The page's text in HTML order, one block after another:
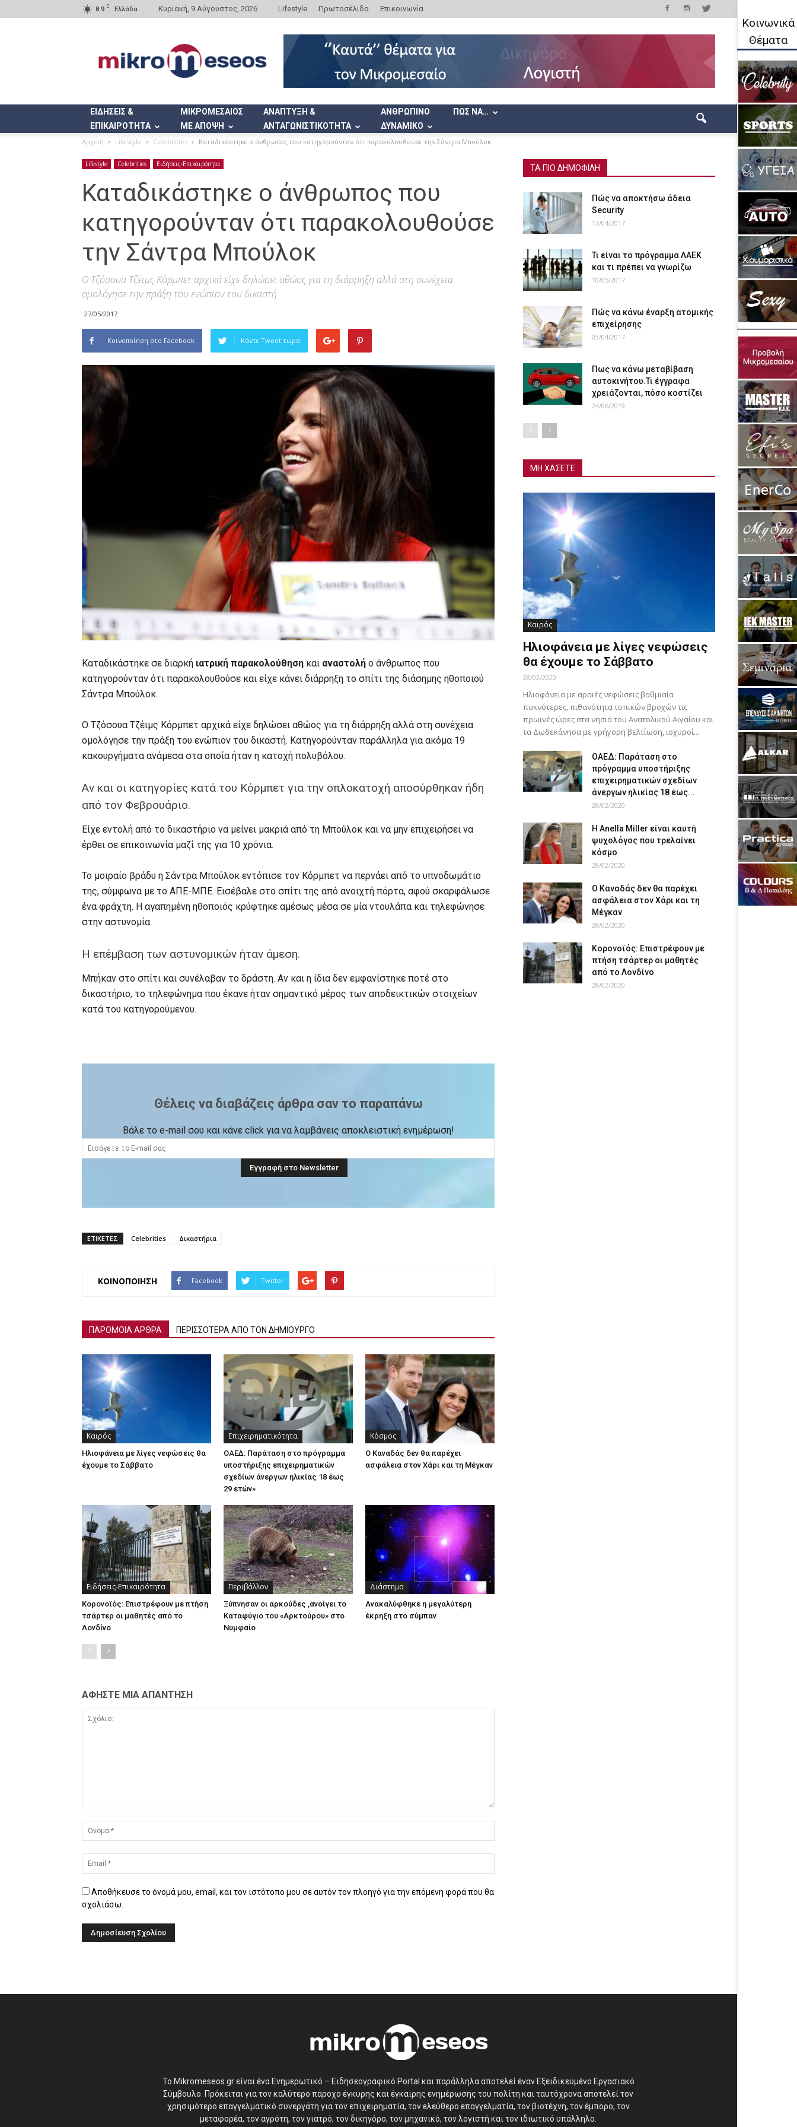
8.9 C Ελλάδα Κυριακή, 9 Αύγουστος, 2026 Lifestyle Πρωτοσέλιδα Επικοινωνία
ΕΙΔΗΣΕΙΣ &
ΕΠΙΚΑΙΡΟΤΗΤΑ
ΜΙΚΡΟΜΕΣΑΙΟΣ
ΜΕ ΑΠΟΨΗ
ΑΝΑΠΤΥΞΗ &
ΑΝΤΑΓΩΝΙΣΤΙΚΟΤΗΤΑ
ΑΝΘΡΩΠΙΝΟ
ΔΥΝΑΜΙΚΟ
ΠΩΣ ΝΑ…
Αρχική Lifestyle Celebrities Καταδικάστηκε ο άνθρωπος που κατηγορούνταν ότι παρακολουθούσε την Σάντρα Μπούλοκ
Lifestyle Celebrities Ειδήσεις-Επικαιρότητα
Καταδικάστηκε ο άνθρωπος που
κατηγορούνταν ότι παρακολουθούσε
την Σάντρα Μπούλοκ
Ο Τζόσουα Τζέιμς Κόρμπετ αρχικά είχε δηλώσει αθώος για τη διάρρηξη αλλά στη συνέχεια
ομολόγησε την πράξη του ενώπιον του δικαστή.
27/05/2017
Κοινοποίηση στο Facebook Κάντε Tweet τώρα
Καταδικάστηκε σε διαρκή ιατρική παρακολούθηση και αναστολή ο άνθρωπος που
κατηγορούνταν ότι παρακολουθούσε και είχε κάνει διάρρηξη το σπίτι της διάσημης ηθοποιού
Σάντρα Μπούλοκ.
Ο Τζόσουα Τζέιμς Κόρμπετ αρχικά είχε δηλώσει αθώος για τη διάρρηξη αλλά στη συνέχεια
ομολόγησε την πράξη του ενώπιον του δικαστή. Κατηγορούνταν παράλληλα για ακόμα 19
κακουργήματα ανάμεσα στα οποία ήταν η κατοχή πολυβόλου.
Αν και οι κατηγορίες κατά του Κόρμπετ για την οπλοκατοχή αποσύρθηκαν ήδη
από τον Φεβρουάριο.
Είχε εντολή από το δικαστήριο να μείνει μακριά από τη Μπούλοκ και να μην επιχειρήσει να
έρθει σε επικοινωνία μαζί της για 10 χρόνια.
Το μοιραίο βράδυ η Σάντρα Μπούλοκ εντόπισε τον Κόρμπετ να περνάει από το υπνοδωμάτιο
της, σύμφωνα με το ΑΠΕ-ΜΠΕ. Εισέβαλε στο σπίτι της από ανοιχτή πόρτα, αφού σκαρφάλωσε
ένα φράχτη. Η αγαπημένη ηθοποιός κρύφτηκε αμέσως μέσα σε μία ντουλάπα και τηλεφώνησε
στην αστυνομία.
Η επέμβαση των αστυνομικών ήταν άμεση.
Μπήκαν στο σπίτι και συνέλαβαν το δράστη. Αν και η ίδια δεν εμφανίστηκε ποτέ στο
δικαστήριο, το τηλεφώνημα που έκανε ήταν σημαντικό μέρος των αποδεικτικών στοιχείων
κατά του κατηγορούμενου.
Θέλεις να διαβάζεις άρθρα σαν το παραπάνω
Βάλε το e-mail σου και κάνε click για να λαμβάνεις αποκλειστική ενημέρωση!
ΕΤΙΚΕΤΕΣ Celebrities Δικαστήρια
ΚΟΙΝΟΠΟΙΗΣΗ Facebook Twitter
ΠΑΡΟΜΟΙΑ ΑΡΘΡΑ ΠΕΡΙΣΣΟΤΕΡΑ ΑΠΟ ΤΟΝ ΔΗΜΙΟΥΡΓΟ
Καιρός
Ηλιοφάνεια με λίγες νεφώσεις θα
έχουμε το Σάββατο
Επιχειρηματικότητα
ΟΑΕΔ: Παράταση στο πρόγραμμα
υποστήριξης επιχειρηματικών
σχεδίων άνεργων ηλικίας 18 έως
29 ετών»
Κόσμος
Ο Καναδάς δεν θα παρέχει
ασφάλεια στον Χάρι και τη Μέγκαν
Ειδήσεις-Επικαιρότητα
Κορονοϊός: Επιστρέφουν με πτήση
τσάρτερ οι μαθητές από το
Λονδίνο
Περιβάλλον
Ξύπνησαν οι αρκούδες ,ανοίγει το
Καταφύγιο του «Αρκτούρου» στο
Νυμφαίο
Διάστημα
Ανακαλύφθηκε η μεγαλύτερη
έκρηξη στο σύμπαν
ΑΦΗΣΤΕ ΜΙΑ ΑΠΑΝΤΗΣΗ
Αποθήκευσε το όνομά μου, email, και τον ιστότοπο μου σε αυτόν τον πλοηγό για την επόμενη φορά που θα
σχολιάσω.
ΤΑ ΠΙΟ ΔΗΜΟΦΙΛΗ
Πώς να αποκτήσω άδεια
Security
13/04/2017
Τι είναι το πρόγραμμα ΛΑΕΚ
και τι πρέπει να γνωρίζω
10/05/2017
Πώς να κάνω έναρξη ατομικής
επιχείρησης
03/04/2017
Πως να κάνω μεταβίβαση
αυτοκινήτου.Τι έγγραφα
χρειάζονται, πόσο κοστίζει
24/06/2019
ΜΗ ΧΑΣΕΤΕ
Καιρός
Ηλιοφάνεια με λίγες νεφώσεις
θα έχουμε το Σάββατο
28/02/2020
Ηλιοφάνεια με αραιές νεφώσεις βαθμιαία
πυκνότερες, πιθανότητα τοπικών βροχών τις
πρωινές ώρες στα νησιά του Ανατολικού Αιγαίου και
τα Δωδεκάνησα με γρήγορη βελτίωση, ισχυροί...
ΟΑΕΔ: Παράταση στο
πρόγραμμα υποστήριξης
επιχειρηματικών σχεδίων
άνεργων ηλικίας 18 έως...
28/02/2020
Η Anella Miller είναι καυτή
ψυχολόγος που τρελαίνει
κόσμο
28/02/2020
Ο Καναδάς δεν θα παρέχει
ασφάλεια στον Χάρι και τη
Μέγκαν
28/02/2020
Κορονοϊός: Επιστρέφουν με
πτήση τσάρτερ οι μαθητές
από το Λονδίνο
28/02/2020
Το Mikromeseos.gr είναι ένα Ενημερωτικό – Ειδησεογραφικό Portal και παράλληλα αποτελεί έναν Εξειδικευμένο Εργασιακό
Σύμβουλο. Πρόκειται για τον καλύτερο πάροχο έγκυρης και έγκαιρης ενημέρωσης του πολίτη και ταυτόχρονα αποτελεί τον
χρησιμότερο επαγγελματικό συνεργάτη για τον επιχειρηματία, τον ελεύθερο επαγγελματία, τον βιοτέχνη, τον έμπορο, τον
μεταφορέα, τον αγρότη, τον γιατρό, τον δικηγόρο, τον μηχανικό, τον λογιστή και τον ιδιωτικό υπάλληλο.
Κοινωνικά
Θέματα